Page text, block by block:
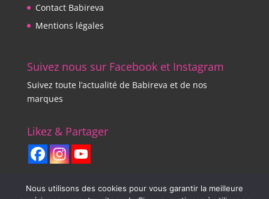
Contact Babireva
Mentions légales
Suivez nous sur Facebook et Instagram
Suivez toute l’actualité de Babireva et de nos
marques
Likez & Partager
Nous utilisons des cookies pour vous garantir la meilleure